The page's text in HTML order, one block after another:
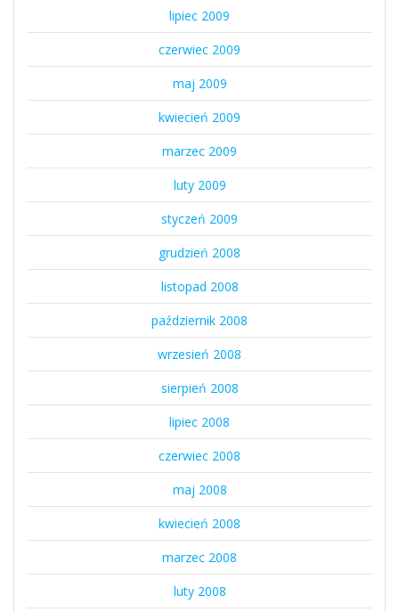
lipiec 2009
czerwiec 2009
maj 2009
kwiecień 2009
marzec 2009
luty 2009
styczeń 2009
grudzień 2008
listopad 2008
październik 2008
wrzesień 2008
sierpień 2008
lipiec 2008
czerwiec 2008
maj 2008
kwiecień 2008
marzec 2008
luty 2008